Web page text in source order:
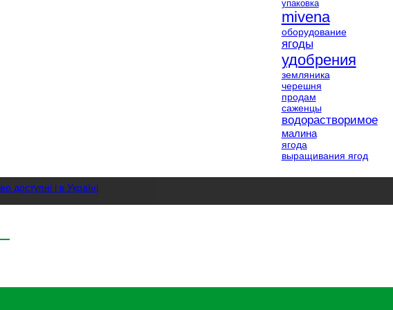
упаковка
mivena
оборудование
ягоды
удобрения
земляника
черешня
продам
саженцы
водорастворимое
малина
ягода
выращивания ягод
доступні і в Україні
малини
захист , сорти та